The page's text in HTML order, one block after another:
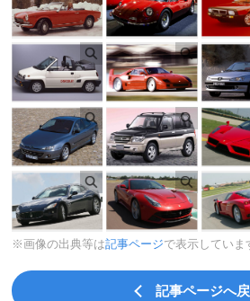
※画像の出典等は記事ページで表示していま
記事ページへ